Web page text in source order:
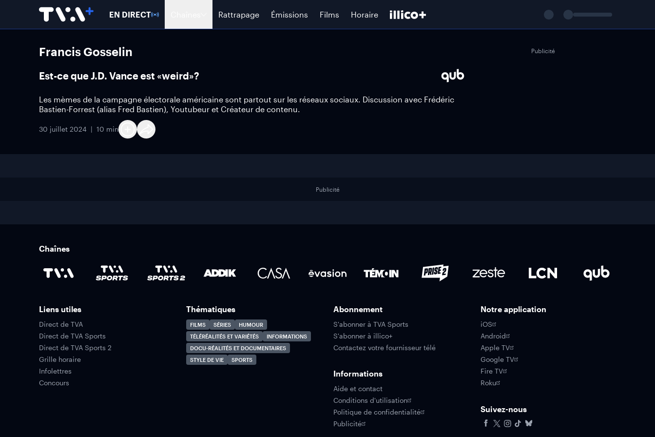
EN DIRECT Rattrapage Émissions Films Horaire
Francis Gosselin
Est-ce que J.D. Vance est «weird»?
Les mèmes de la campagne électorale américaine sont partout sur les réseaux sociaux. Discussion avec Frédéric
Bastien-Forrest (alias Fred Bastien), Youtubeur et Créateur de contenu.
30 juillet 2024 10 min
Publicité
Publicité
Chaînes
Liens utiles
Direct de TVA
Direct de TVA Sports
Direct de TVA Sports 2
Grille horaire
Infolettres
Concours
Thématiques
FILMS SÉRIES
HUMOUR
TÉLÉRÉALITÉS ET VARIÉTÉS
INFORMATIONS
DOCU-RÉALITÉS ET DOCUMENTAIRES
STYLE DE VIE
SPORTS
Abonnement
S'abonner à TVA Sports
S'abonner à illico+
Contactez votre fournisseur télé
Informations
Aide et contact
Conditions d'utilisation
Politique de confidentialité
Publicité
Notre application
iOS
Android
Apple TV
Google TV
Fire TV
Roku
Suivez-nous